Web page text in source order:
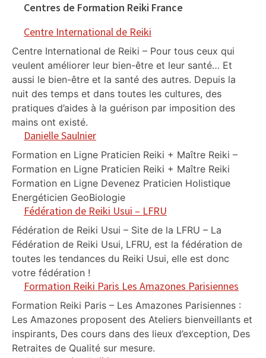
Centres de Formation Reiki France
Centre International de Reiki
Centre International de Reiki – Pour tous ceux qui
veulent améliorer leur bien-être et leur santé… Et
aussi le bien-être et la santé des autres. Depuis la
nuit des temps et dans toutes les cultures, des
pratiques d’aides à la guérison par imposition des
mains ont existé.
Danielle Saulnier
Formation en Ligne Praticien Reiki + Maître Reiki –
Formation en Ligne Praticien Reiki + Maître Reiki
Formation en Ligne Devenez Praticien Holistique
Energéticien GeoBiologie
Fédération de Reiki Usui – LFRU
Fédération de Reiki Usui – Site de la LFRU – La
Fédération de Reiki Usui, LFRU, est la fédération de
toutes les tendances du Reiki Usui, elle est donc
votre fédération !
Formation Reiki Paris Les Amazones Parisiennes
Formation Reiki Paris – Les Amazones Parisiennes :
Les Amazones proposent des Ateliers bienveillants et
inspirants, Des cours dans des lieux d’exception, Des
Retraites de Qualité sur mesure.